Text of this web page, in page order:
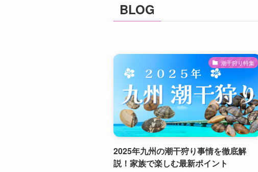
BLOG
潮干狩り特集
2025年九州の潮干狩り事情を徹底解
説！家族で楽しむ最新ポイント